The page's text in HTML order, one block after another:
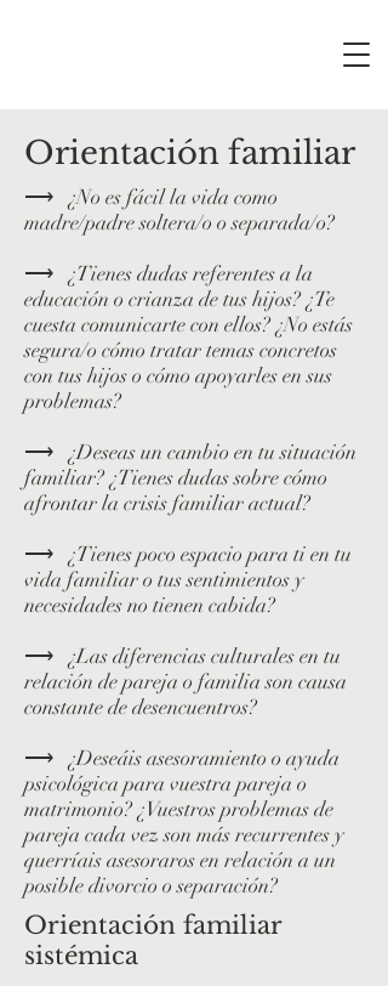
Orientación familiar
⟶ ¿No es fácil la vida como
madre/padre soltera/o o separada/o?
⟶ ¿Tienes dudas referentes a la
educación o crianza de tus hijos? ¿Te
cuesta comunicarte con ellos? ¿No estás
segura/o cómo tratar temas concretos
con tus hijos o cómo apoyarles en sus
problemas?
⟶ ¿Deseas un cambio en tu situación
familiar? ¿Tienes dudas sobre cómo
afrontar la crisis familiar actual?
⟶ ¿Tienes poco espacio para ti en tu
vida familiar o tus sentimientos y
necesidades no tienen cabida?
⟶ ¿Las diferencias culturales en tu
relación de pareja o familia son causa
constante de desencuentros?
⟶ ¿Deseáis asesoramiento o ayuda
psicológica para vuestra pareja o
matrimonio? ¿Vuestros problemas de
pareja cada vez son más recurrentes y
querríais asesoraros en relación a un
posible divorcio o separación?
Orientación familiar
sistémica